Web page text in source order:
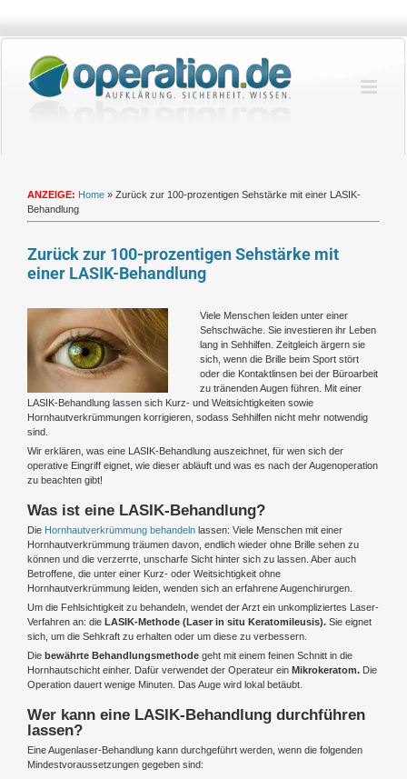
springen
ANZEIGE: Home » Zurück zur 100-prozentigen Sehstärke mit einer LASIK-
Behandlung
Zurück zur 100-prozentigen Sehstärke mit
einer LASIK-Behandlung
grösseres
Viele Menschen leiden unter einer
Sehschwäche. Sie investieren ihr Leben
lang in Sehhilfen. Zeitgleich ärgern sie
sich, wenn die Brille beim Sport stört
oder die Kontaktlinsen bei der Büroarbeit
zu tränenden Augen führen. Mit einer
LASIK-Behandlung lassen sich Kurz- und Weitsichtigkeiten sowie
Hornhautverkrümmungen korrigieren, sodass Sehhilfen nicht mehr notwendig
sind.
Wir erklären, was eine LASIK-Behandlung auszeichnet, für wen sich der
operative Eingriff eignet, wie dieser abläuft und was es nach der Augenoperation
zu beachten gibt!
Was ist eine LASIK-Behandlung?
Die Hornhautverkrümmung behandeln lassen: Viele Menschen mit einer
Hornhautverkrümmung träumen davon, endlich wieder ohne Brille sehen zu
können und die verzerrte, unscharfe Sicht hinter sich zu lassen. Aber auch
Betroffene, die unter einer Kurz- oder Weitsichtigkeit ohne
Hornhautverkrümmung leiden, wenden sich an erfahrene Augenchirurgen.
Um die Fehlsichtigkeit zu behandeln, wendet der Arzt ein unkompliziertes Laser-
Verfahren an: die LASIK-Methode (Laser in situ Keratomileusis). Sie eignet
sich, um die Sehkraft zu erhalten oder um diese zu verbessern.
Die bewährte Behandlungsmethode geht mit einem feinen Schnitt in die
Hornhautschicht einher. Dafür verwendet der Operateur ein Mikrokeratom. Die
Operation dauert wenige Minuten. Das Auge wird lokal betäubt.
Wer kann eine LASIK-Behandlung durchführen
lassen?
Eine Augenlaser-Behandlung kann durchgeführt werden, wenn die folgenden
Mindestvoraussetzungen gegeben sind: